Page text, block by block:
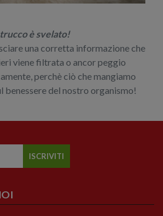
è svelato!
una corretta informazione che
viene filtrata o ancor peggio
perchè ciò che mangiamo
benessere del nostro organismo!